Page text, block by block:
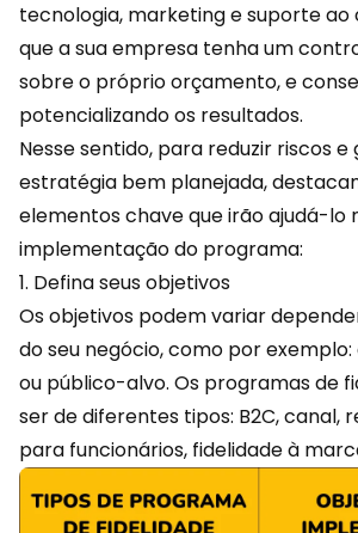
tecnologia, marketing e suporte
que a sua empresa tenha um
sobre o próprio orçamento, e
potencializando os resultados.
Nesse sentido, para reduzir riscos
estratégia bem planejada,
elementos chave que irão ajudá-lo
implementação do programa:
1. Defina seus objetivos
Os objetivos podem variar
do seu negócio, como por
ou público-alvo. Os programas de
ser de diferentes tipos: B2C, canal,
para funcionários, fidelidade à